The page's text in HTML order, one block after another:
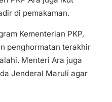
di pemakaman.
Kementerian PKP,
penghormatan terakhir
Menteri Ara juga
Jenderal Maruli agar